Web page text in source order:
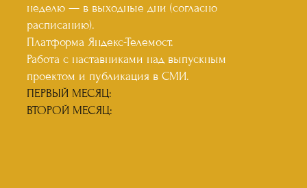
неделю — в выходные дни (согласно
расписанию).
Платформа Яндекс-Телемост.
Работа с наставниками над выпускным
проектом и публикация в СМИ.
ПЕРВЫЙ МЕСЯЦ:
ВТОРОЙ МЕСЯЦ: